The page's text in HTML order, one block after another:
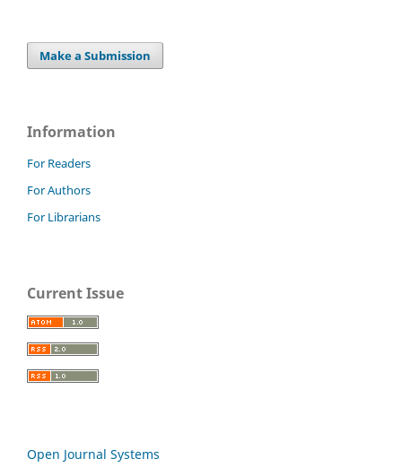
Make a Submission
Information
For Readers
For Authors
For Librarians
Current Issue
Open Journal Systems